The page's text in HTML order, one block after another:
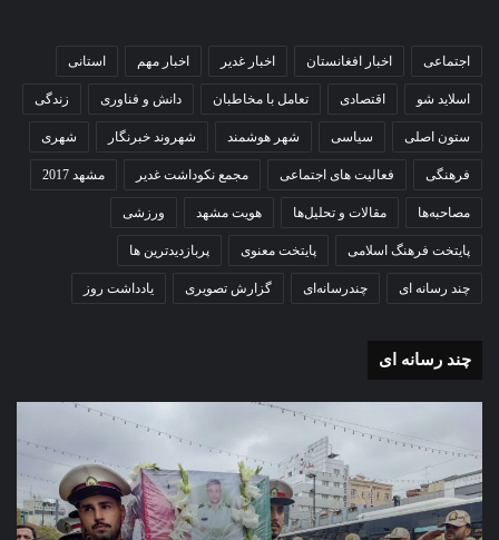
اجتماعی اخبار افغانستان اخبار غدیر اخبار مهم استانی
اسلاید شو اقتصادی تعامل با مخاطبان دانش و فناوری زندگی
ستون اصلی سیاسی شهر هوشمند شهروند خبرنگار شهری
فرهنگی فعالیت های اجتماعی مجمع نکوداشت غدیر مشهد 2017
مصاحبه‌ها مقالات و تحلیل‌ها هویت مشهد ورزشی
پایتخت فرهنگ اسلامی پایتخت معنوی پربازدیدترین ها
چند رسانه ای چندرسانه‌ای گزارش تصویری یادداشت روز
چند رسانه ای
تشییع
پیکر
مطهر
شهید